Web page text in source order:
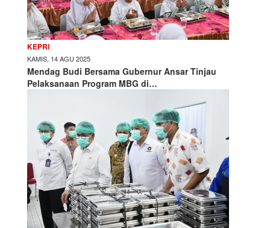
KEPRI
KAMIS, 14 AGU 2025
Mendag Budi Bersama Gubernur Ansar Tinjau
Pelaksanaan Program MBG di…